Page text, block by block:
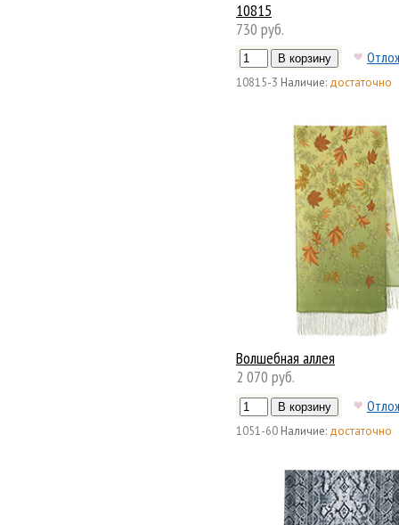
10815
730 руб.
10815-3 Наличие: достаточно
Волшебная аллея
2 070 руб.
1051-60 Наличие: достаточно